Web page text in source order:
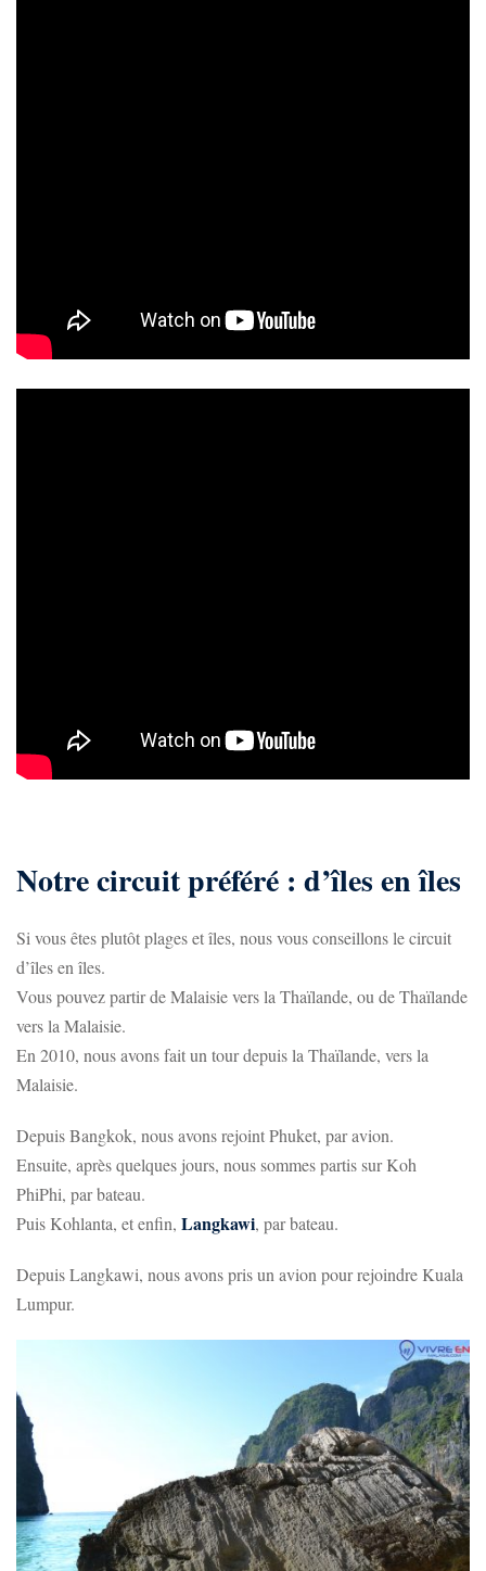
Notre circuit préféré : d’îles en îles
Si vous êtes plutôt plages et îles, nous vous conseillons le circuit
d’îles en îles.
Vous pouvez partir de Malaisie vers la Thaïlande, ou de Thaïlande
vers la Malaisie.
En 2010, nous avons fait un tour depuis la Thaïlande, vers la
Malaisie.
Depuis Bangkok, nous avons rejoint Phuket, par avion.
Ensuite, après quelques jours, nous sommes partis sur Koh
PhiPhi, par bateau.
Puis Kohlanta, et enfin, Langkawi, par bateau.
Depuis Langkawi, nous avons pris un avion pour rejoindre Kuala
Lumpur.